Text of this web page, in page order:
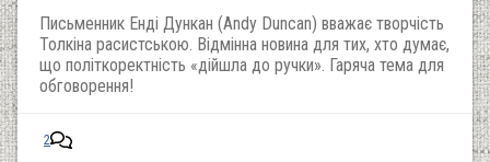
Письменник Енді Дункан (Andy Duncan) вважає творчість
Толкіна расистською. Відмінна новина для тих, хто думає,
що політкоректність «дійшла до ручки». Гаряча тема для
обговорення!
2